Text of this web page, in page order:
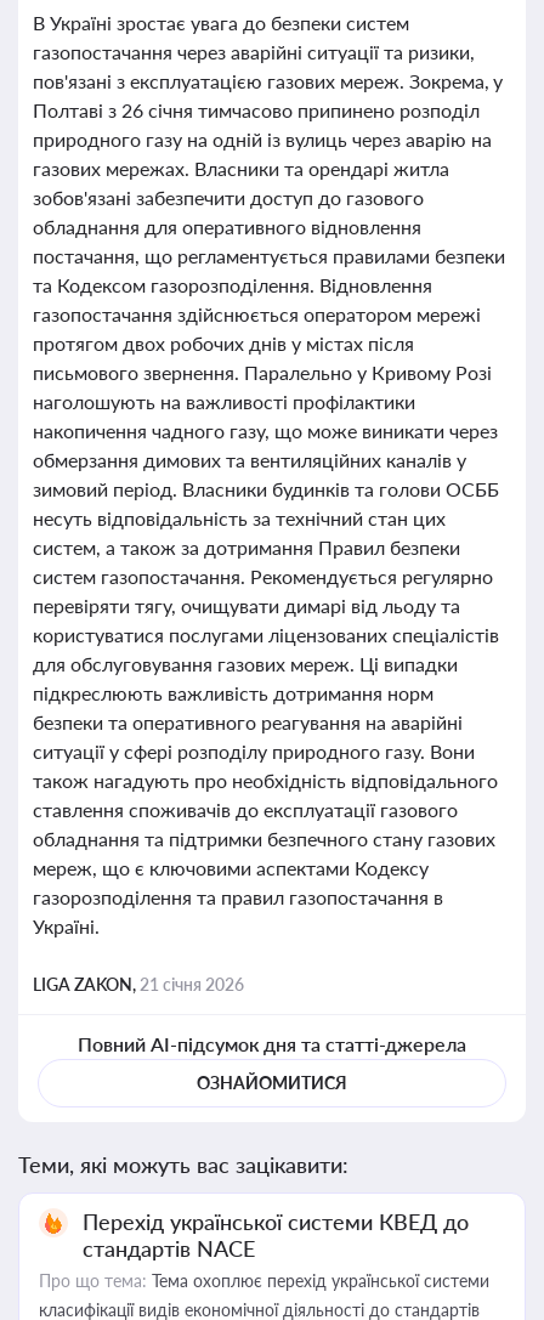
В Україні зростає увага до безпеки систем
газопостачання через аварійні ситуації та ризики,
пов'язані з експлуатацією газових мереж. Зокрема, у
Полтаві з 26 січня тимчасово припинено розподіл
природного газу на одній із вулиць через аварію на
газових мережах. Власники та орендарі житла
зобов'язані забезпечити доступ до газового
обладнання для оперативного відновлення
постачання, що регламентується правилами безпеки
та Кодексом газорозподілення. Відновлення
газопостачання здійснюється оператором мережі
протягом двох робочих днів у містах після
письмового звернення. Паралельно у Кривому Розі
наголошують на важливості профілактики
накопичення чадного газу, що може виникати через
обмерзання димових та вентиляційних каналів у
зимовий період. Власники будинків та голови ОСББ
несуть відповідальність за технічний стан цих
систем, а також за дотримання Правил безпеки
систем газопостачання. Рекомендується регулярно
перевіряти тягу, очищувати димарі від льоду та
користуватися послугами ліцензованих спеціалістів
для обслуговування газових мереж. Ці випадки
підкреслюють важливість дотримання норм
безпеки та оперативного реагування на аварійні
ситуації у сфері розподілу природного газу. Вони
також нагадують про необхідність відповідального
ставлення споживачів до експлуатації газового
обладнання та підтримки безпечного стану газових
мереж, що є ключовими аспектами Кодексу
газорозподілення та правил газопостачання в
Україні.
LIGA ZAKON, 21 січня 2026
Повний AI-підсумок дня та статті-джерела
ОЗНАЙОМИТИСЯ
Теми, які можуть вас зацікавити:
Перехід української системи КВЕД до
стандартів NACE
Про що тема: Тема охоплює перехід української системи
класифікації видів економічної діяльності до стандартів